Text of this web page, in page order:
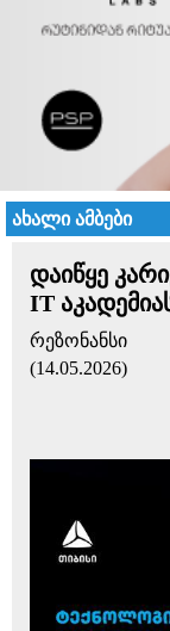
ახალი ამბები
დაიწყე
IT
რეზონანსი
(14.05.2026)